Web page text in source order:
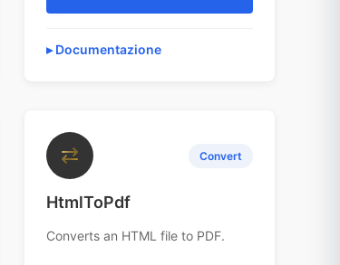
Documentazione
⇄ Convert
HtmlToPdf
Converts an HTML file to PDF.